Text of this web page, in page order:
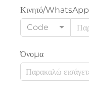
Κινητό/WhatsApp
Code
Όνομα